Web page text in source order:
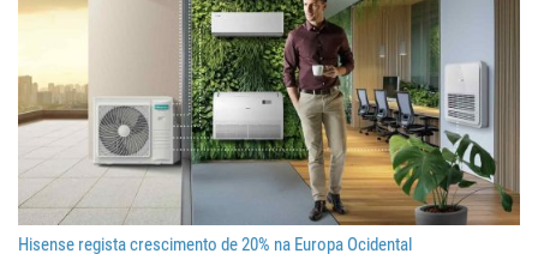
Hisense regista crescimento de 20% na Europa Ocidental